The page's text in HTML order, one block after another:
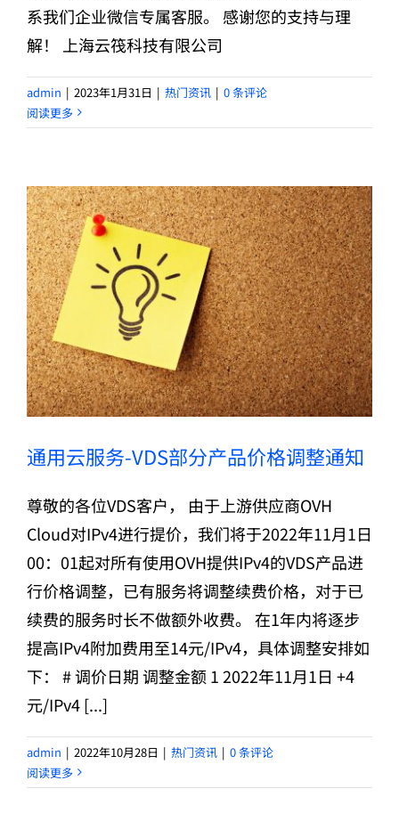
系我们企业微信专属客服。 感谢您的支持与理
解！ 上海云筏科技有限公司
admin | 2023年1月31日 | 热门资讯 | 0 条评论
阅读更多
通用云服务-VDS部分产品价格调整通知
尊敬的各位VDS客户， 由于上游供应商OVH
Cloud对IPv4进行提价，我们将于2022年11月1日
00：01起对所有使用OVH提供IPv4的VDS产品进
行价格调整，已有服务将调整续费价格，对于已
续费的服务时长不做额外收费。 在1年内将逐步
提高IPv4附加费用至14元/IPv4，具体调整安排如
下： # 调价日期 调整金额 1 2022年11月1日 +4
元/IPv4 [...]
admin | 2022年10月28日 | 热门资讯 | 0 条评论
阅读更多